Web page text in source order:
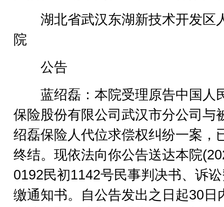
湖北省武汉东湖新技术开发区
院
公告
蓝绍磊：本院受理原告中国人
保险股份有限公司武汉市分公司与
绍磊保险人代位求偿权纠纷一案，
终结。现依法向你公告送达本院
0192民初1142号民事判决书、诉
缴通知书。自公告发出之日起30日